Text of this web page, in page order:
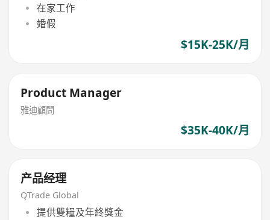
在家工作
婚假
$15K-25K/月
Product Manager
雅迪顧問
$35K-40K/月
产品经理
QTrade Global
提供雙糧及年終獎金